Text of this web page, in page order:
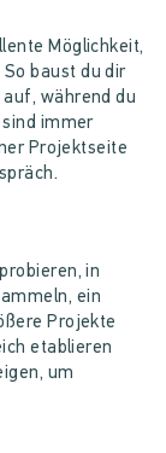
Möglichkeit,
baust du dir
während du
sind immer
Projektseite
in
ein
Projekte
etablieren
um